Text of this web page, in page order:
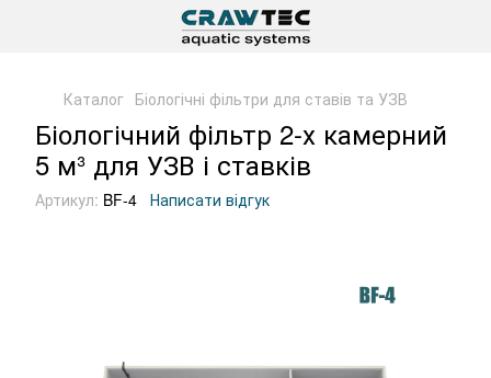
Каталог Біологічні фільтри для ставів та УЗВ
Біологічний фільтр 2-х камерний
5 м³ для УЗВ і ставків
Артикул: BF-4 Написати відгук